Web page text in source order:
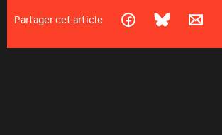
Partager cet article